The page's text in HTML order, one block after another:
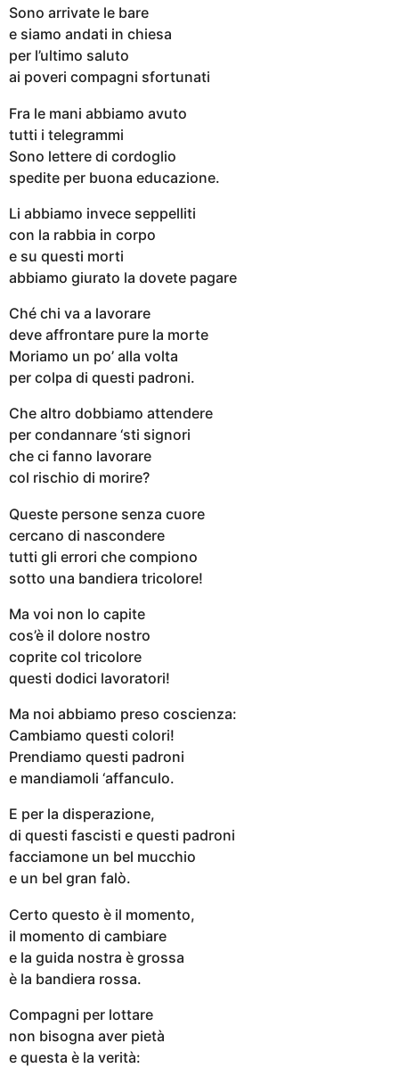
Sono arrivate le bare
e siamo andati in chiesa
per l’ultimo saluto
ai poveri compagni sfortunati
Fra le mani abbiamo avuto
tutti i telegrammi
Sono lettere di cordoglio
spedite per buona educazione.
Li abbiamo invece seppelliti
con la rabbia in corpo
e su questi morti
abbiamo giurato la dovete pagare
Ché chi va a lavorare
deve affrontare pure la morte
Moriamo un po’ alla volta
per colpa di questi padroni.
Che altro dobbiamo attendere
per condannare ‘sti signori
che ci fanno lavorare
col rischio di morire?
Queste persone senza cuore
cercano di nascondere
tutti gli errori che compiono
sotto una bandiera tricolore!
Ma voi non lo capite
cos’è il dolore nostro
coprite col tricolore
questi dodici lavoratori!
Ma noi abbiamo preso coscienza:
Cambiamo questi colori!
Prendiamo questi padroni
e mandiamoli ‘affanculo.
E per la disperazione,
di questi fascisti e questi padroni
facciamone un bel mucchio
e un bel gran falò.
Certo questo è il momento,
il momento di cambiare
e la guida nostra è grossa
è la bandiera rossa.
Compagni per lottare
non bisogna aver pietà
e questa è la verità: